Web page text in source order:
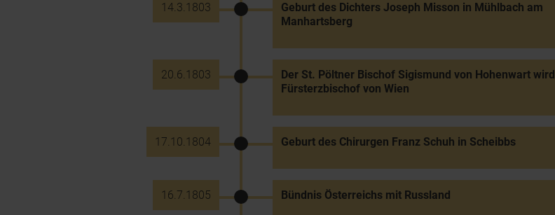
14.3.1803
Geburt des Dichters Joseph Misson in Mühlbach am
Manhartsberg
20.6.1803
Der St. Pöltner Bischof Sigismund von Hohenwart wird
Fürsterzbischof von Wien
17.10.1804 Geburt des Chirurgen Franz Schuh in Scheibbs
16.7.1805 Bündnis Österreichs mit Russland